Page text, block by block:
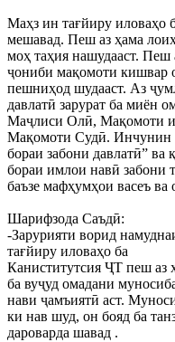
Маҳз ин тағйиру иловаҳо
мешавад. Пеш аз ҳама
моҳ таҳия нашудааст. Пеш
ҷониби мақомоти кишвар
пешниҳод шудааст. Аз
давлатӣ зарурат ба миён
Маҷлиси Олӣ, Мақомоти
Мақомоти Судӣ. Инчунин
бораи забони давлатӣ”
бораи имлои навӣ забони
баъзе мафҳумҳои васеъ
Шарифзода Саъдӣ:
-Зарурияти ворид
тағйиру иловаҳо ба
Каниститутсия ҶТ пеш аз
ба вуҷуд омадани
нави ҷамъиятӣ аст.
ки нав шуд, он бояд ба
дароварда шавад .